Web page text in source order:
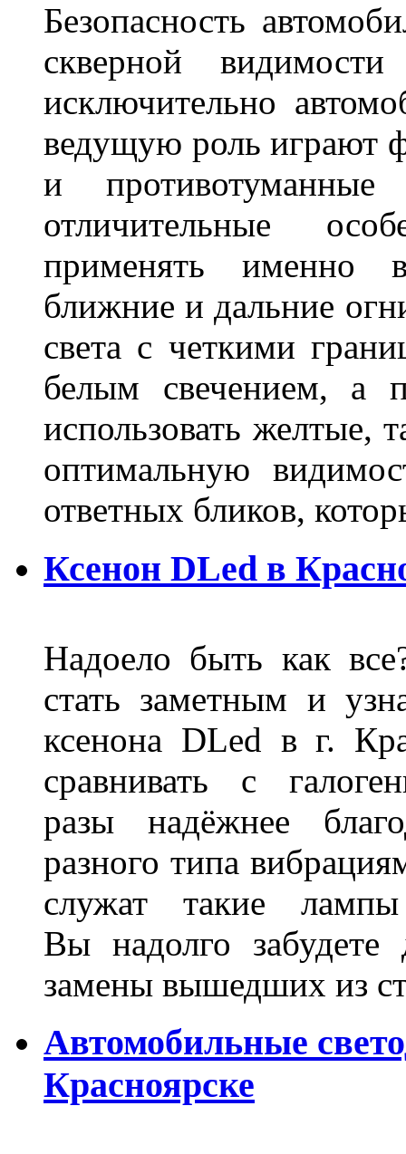
Безопасность
скверной видимости
исключительно
ведущую роль играют
и
отличительные
применять именно
ближние и дальние
света с четкими
белым свечением, а
использовать желтые,
оптимальную
ответных бликов,
Ксенон DLed в
Надоело быть как
стать заметным и
ксенона DLed в г.
сравнивать с
разы надёжнее
разного типа
служат такие
Вы надолго забудете
замены вышедших из
Автомобильные
Красноярске